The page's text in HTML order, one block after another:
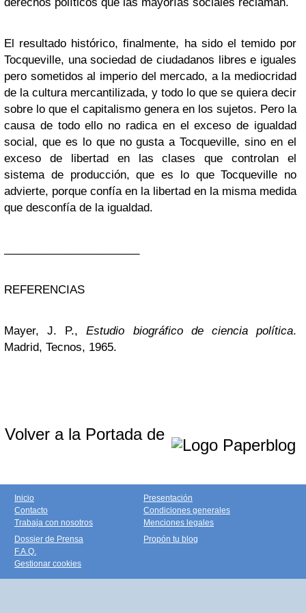
El resultado histórico, finalmente, ha sido el temido por
Tocqueville, una sociedad de ciudadanos libres e iguales
pero sometidos al imperio del mercado, a la mediocridad
de la cultura mercantilizada, y todo lo que se quiera decir
sobre lo que el capitalismo genera en los sujetos. Pero la
causa de todo ello no radica en el exceso de igualdad
social, que es lo que no gusta a Tocqueville, sino en el
exceso de libertad en las clases que controlan el
sistema de producción, que es lo que Tocqueville no
advierte, porque confía en la libertad en la misma medida
que desconfía de la igualdad.
REFERENCIAS
Mayer, J. P.,Estudio biográfico de ciencia política.
Madrid, Tecnos, 1965.
Volver a la Portada de
Inicio
Contacto
Trabaja con nosotros
Presentación
Condiciones generales
Menciones legales
Dossier de Prensa
F.A.Q.
Gestionar cookies
Propón tu blog